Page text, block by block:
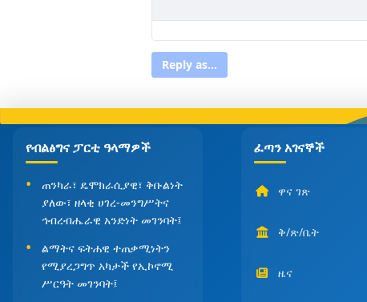
Reply as...
የብልፅግና ፓርቲ ዓላማዎች
ጠንካራ፣ ዴሞክራሲያዊ፣ ቅቡልነት
ያለው፣ ዘላቂ ሀገረ-መንግሥትና
ኅብረብሔራዊ አንድነት መገንባት፤
ልማትና ፍትሐዊ ተጠቃሚነትን
የሚያረጋግጥ አካታች የኢኮኖሚ
ሥርዓት መገንባት፤
ፈጣን አገናኞች
ዋና ገጽ
ቅ/ጽ/ቤት
ዜና